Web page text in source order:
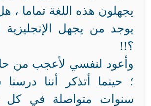
يجهلون هذه اللغة تماما ،
يوجد من يجهل الإنجليزية
؟!!
وأعود لنفسي لأعجب من
؛ حينما أتذكر أننا
سنوات متواصلة في كل